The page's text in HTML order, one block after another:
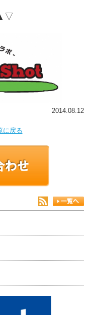
2014.08.12
に戻る